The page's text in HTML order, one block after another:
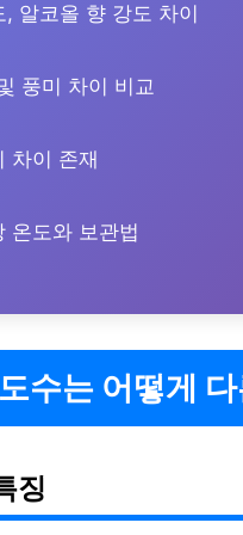
알코올 향 강도 차이
풍미 차이 비교
차이 존재
온도와 보관법
수는 어떻게
징